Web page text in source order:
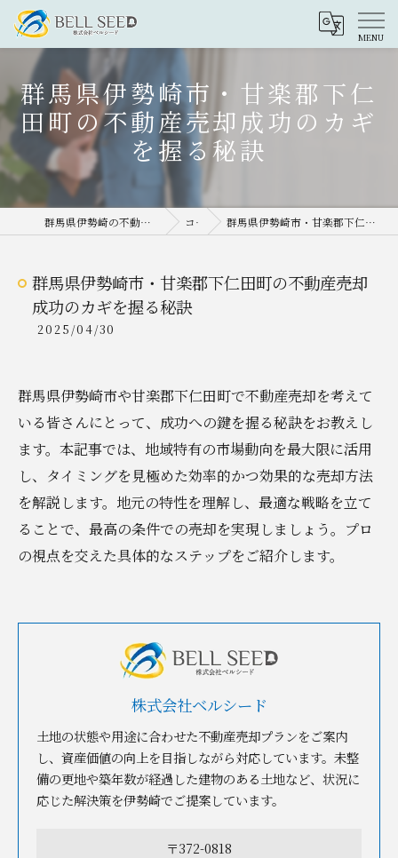
群馬県伊勢崎市・甘楽郡下仁
田町の不動産売却成功のカギ
を握る秘訣
群馬県伊勢崎の不動産売却なら株式会社ベルシード コラム 群馬県伊勢崎市・甘楽郡下仁田町の不動産売却成功のカギを握る秘訣
群馬県伊勢崎市・甘楽郡下仁田町の不動産売却
成功のカギを握る秘訣
2025/04/30
群馬県伊勢崎市や甘楽郡下仁田町で不動産売却を考えて
いる皆さんにとって、成功への鍵を握る秘訣をお教えし
ます。本記事では、地域特有の市場動向を最大限に活用
し、タイミングを見極めた効率的かつ効果的な売却方法
を解説します。地元の特性を理解し、最適な戦略を立て
ることで、最高の条件での売却を実現しましょう。プロ
の視点を交えた具体的なステップをご紹介します。
株式会社ベルシード
土地の状態や用途に合わせた不動産売却プランをご案内
し、資産価値の向上を目指しながら対応しています。未整
備の更地や築年数が経過した建物のある土地など、状況に
応じた解決策を伊勢崎でご提案しています。
〒372-0818